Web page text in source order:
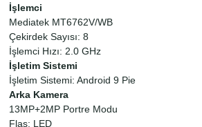
İşlemci
Mediatek MT6762V/WB
Çekirdek Sayısı: 8
İşlemci Hızı: 2.0 GHz
İşletim Sistemi
İşletim Sistemi: Android 9 Pie
Arka Kamera
13MP+2MP Portre Modu
Flaş: LED